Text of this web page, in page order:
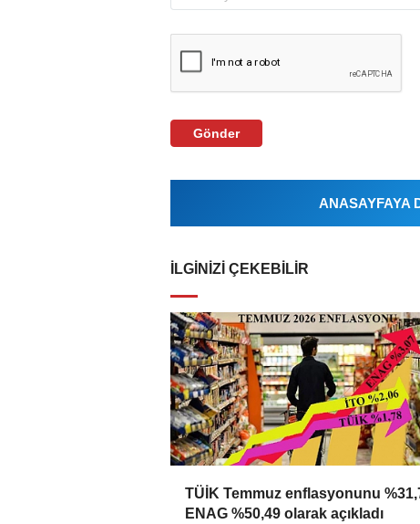
Gönder
ANASAYFAYA
İLGINIZI ÇEKEBILIR
TÜİK Temmuz enflasyonunu
ENAG %50,49 olarak açıkladı